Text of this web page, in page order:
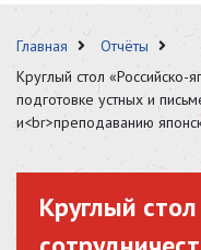
Главная
Отчёты
Круглый стол «Российско-
подготовке устных и
и<br>преподаванию
Круглый